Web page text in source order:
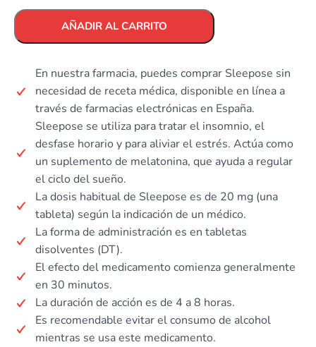
AÑADIR AL CARRITO
En nuestra farmacia, puedes comprar Sleepose sin
necesidad de receta médica, disponible en línea a
través de farmacias electrónicas en España.
Sleepose se utiliza para tratar el insomnio, el
desfase horario y para aliviar el estrés. Actúa como
un suplemento de melatonina, que ayuda a regular
el ciclo del sueño.
La dosis habitual de Sleepose es de 20 mg (una
tableta) según la indicación de un médico.
La forma de administración es en tabletas
disolventes (DT).
El efecto del medicamento comienza generalmente
en 30 minutos.
La duración de acción es de 4 a 8 horas.
Es recomendable evitar el consumo de alcohol
mientras se usa este medicamento.